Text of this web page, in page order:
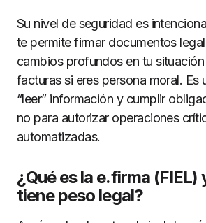
Su nivel de seguridad es
te permite firmar documentos
cambios profundos en tu
facturas si eres persona moral. Es
“leer” información y cumplir
no para autorizar operaciones
automatizadas.
¿Qué es la e.firma (FIEL)
tiene peso legal?